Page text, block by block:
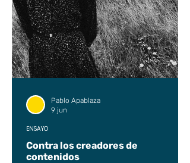
Contra los creadores de
contenidos
ENSAYO
Pablo Apablaza
9 jun